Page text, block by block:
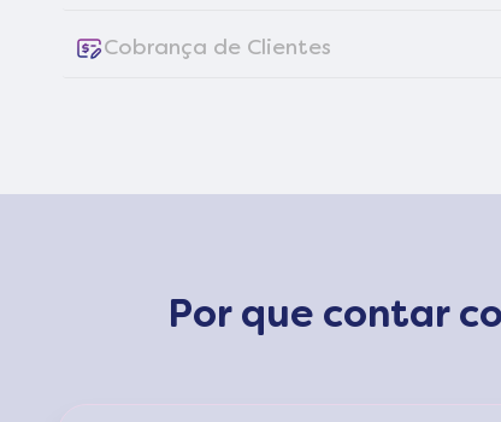
Cobrança de Clientes
TesourariaPor que contar